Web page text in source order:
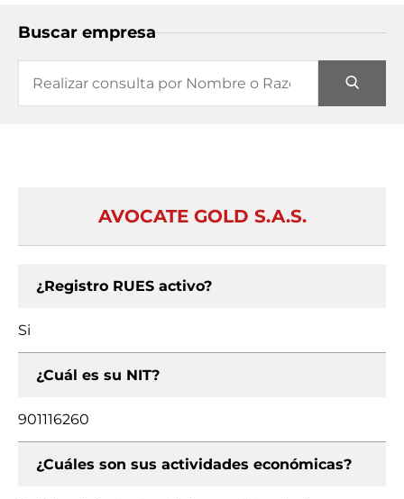
Buscar empresa
AVOCATE GOLD S.A.S.
¿Registro RUES activo?
Si
¿Cuál es su NIT?
901116260
¿Cuáles son sus actividades económicas?